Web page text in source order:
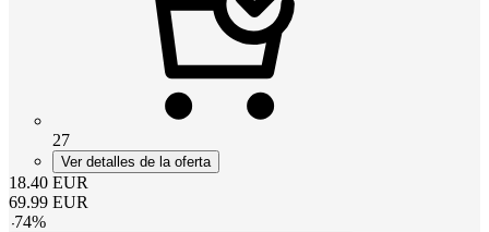
27
Ver detalles de la oferta
18.40 EUR
69.99 EUR
-74%